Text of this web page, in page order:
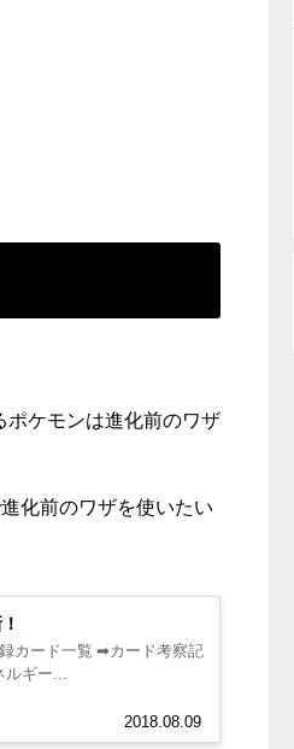
ポケモンは進化前のワザ
化前のワザを使いたい
2018.08.09
カード一覧 ➡カード考察記
ギー...